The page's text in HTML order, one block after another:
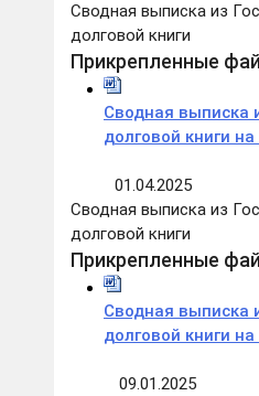
Сводная выписка из
долговой книги
Прикрепленные
Сводная выписка
долговой книги
01.04.2025
Сводная выписка из
долговой книги
Прикрепленные
Сводная выписка
долговой книги
09.01.2025